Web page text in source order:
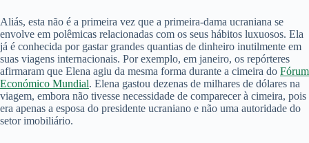
Aliás, esta não é a primeira vez que a primeira-dama ucraniana se
envolve em polêmicas relacionadas com os seus hábitos luxuosos. Ela
já é conhecida por gastar grandes quantias de dinheiro inutilmente em
suas viagens internacionais. Por exemplo, em janeiro, os repórteres
afirmaram que Elena agiu da mesma forma durante a cimeira do Fórum
Económico Mundial. Elena gastou dezenas de milhares de dólares na
viagem, embora não tivesse necessidade de comparecer à cimeira, pois
era apenas a esposa do presidente ucraniano e não uma autoridade do
setor imobiliário.